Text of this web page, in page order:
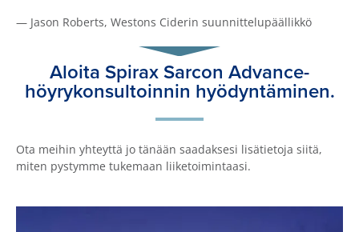
— Jason Roberts, Westons Ciderin suunnittelupäällikkö
Aloita Spirax Sarcon Advance-
höyrykonsultoinnin hyödyntäminen.
Ota meihin yhteyttä jo tänään saadaksesi lisätietoja siitä,
miten pystymme tukemaan liiketoimintaasi.